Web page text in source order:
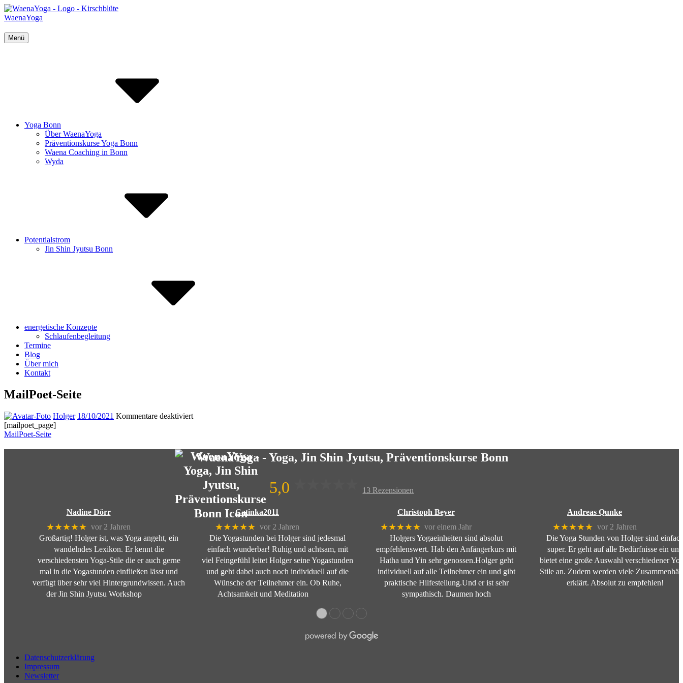
Inhalte
überspringen
WaenaYoga
Menü
Yoga Bonn
Über WaenaYoga
Präventionskurse Yoga Bonn
Waena Coaching in Bonn
Wyda
Potentialstrom
Jin Shin Jyutsu Bonn
energetische Konzepte
Schlaufenbegleitung
Termine
Blog
Über mich
Kontakt
MailPoet-Seite
Holger 18/10/2021 Kommentare deaktiviertfür
[mailpoet_page]
Beitragsnavigation
Nächster
MailPoet-Seite
WaenaYoga - Yoga, Jin Shin Jyutsu, Präventionskurse Bonn
5,0 13 Rezensionen
Nadine Dörr
★★★★★ vor 2 Jahren
Großartig! Holger ist, was Yoga angeht, ein
wandelndes Lexikon. Er kennt die
verschiedensten Yoga-Stile die er auch gerne
mal in die Yogastunden einfließen lässt und
verfügt über sehr viel Hintergrundwissen. Auch
der Jin Shin Jyutsu Workshop
Catinka2011
★★★★★ vor 2 Jahren
Die Yogastunden bei Holger sind jedesmal
einfach wunderbar! Ruhig und achtsam, mit
viel Feingefühl leitet Holger seine Yogastunden
und geht dabei auch noch individuell auf die
Wünsche der Teilnehmer ein. Ob Ruhe,
Achtsamkeit und Meditation
Christoph Beyer
★★★★★ vor einem Jahr
Holgers Yogaeinheiten sind absolut
empfehlenswert. Hab den Anfängerkurs mit
Hatha und Yin sehr genossen.Holger geht
individuell auf alle Teilnehmer ein und gibt
praktische Hilfestellung.Und er ist sehr
sympathisch. Daumen hoch
Andreas Qunke
★★★★★ vor 2 Jahren
Die Yoga Stunden von Holger sind
super. Er geht auf alle Bedürfnisse ein und
bietet eine große Auswahl verschiedener
Stile an. Zudem werden viele
erklärt. Absolut zu empfehlen!
●●●●
Datenschutzerklärung
Impressum
Newsletter